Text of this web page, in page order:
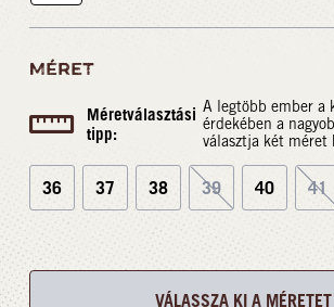
MÉRET
Méretválasztási
tipp:
A legtöbb ember a
érdekében a
választja két méret
36 37 38 39 40 41
VÁLASSZA KI A MÉRETET